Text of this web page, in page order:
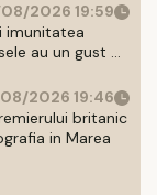
2026 19:59
imunitatea
au un gust ...
2026 19:46
britanic
in Marea